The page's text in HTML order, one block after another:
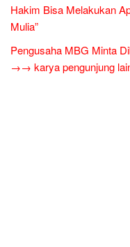
Hakim Bisa Melakukan
Mulia”
Pengusaha MBG Minta
→→ karya pengunjung